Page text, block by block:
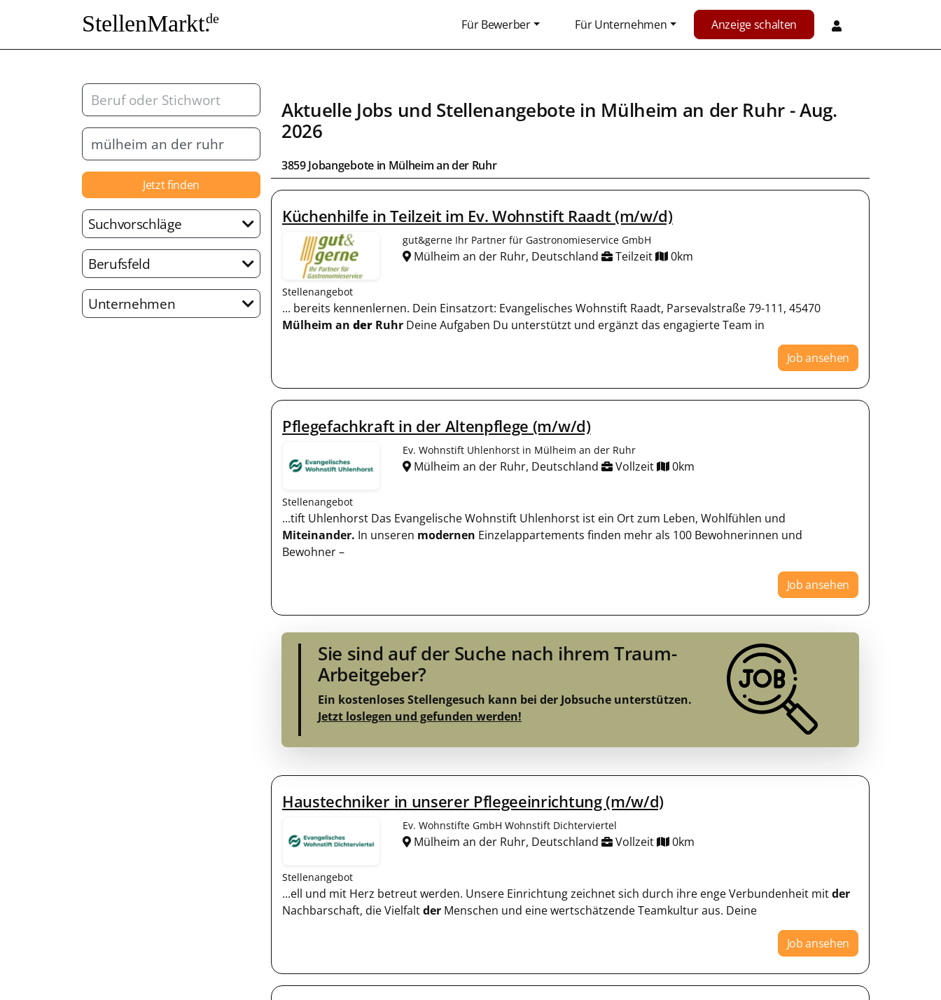
StellenMarkt.de Für Bewerber Für Unternehmen Anzeige schalten
Jetzt finden
Suchvorschläge
Berufsfeld
Unternehmen
Aktuelle Jobs und Stellenangebote in Mülheim an der Ruhr - Aug.
2026
3859 Jobangebote in Mülheim an der Ruhr
Küchenhilfe in Teilzeit im Ev. Wohnstift Raadt (m/w/d)
gut&gerne Ihr Partner für Gastronomieservice GmbH
Mülheim an der Ruhr, Deutschland Teilzeit 0km
Stellenangebot
... bereits kennenlernen. Dein Einsatzort: Evangelisches Wohnstift Raadt, Parsevalstraße 79-111, 45470
Mülheim an der Ruhr Deine Aufgaben Du unterstützt und ergänzt das engagierte Team in
Job ansehen
Pflegefachkraft in der Altenpflege (m/w/d)
Ev. Wohnstift Uhlenhorst in Mülheim an der Ruhr
Mülheim an der Ruhr, Deutschland Vollzeit 0km
Stellenangebot
...tift Uhlenhorst Das Evangelische Wohnstift Uhlenhorst ist ein Ort zum Leben, Wohlfühlen und
Miteinander. In unseren modernen Einzelappartements finden mehr als 100 Bewohnerinnen und
Bewohner –
Job ansehen
Sie sind auf der Suche nach ihrem Traum-
Arbeitgeber?
Ein kostenloses Stellengesuch kann bei der Jobsuche unterstützen.
Jetzt loslegen und gefunden werden!
Haustechniker in unserer Pflegeeinrichtung (m/w/d)
Ev. Wohnstifte GmbH Wohnstift Dichterviertel
Mülheim an der Ruhr, Deutschland Vollzeit 0km
Stellenangebot
...ell und mit Herz betreut werden. Unsere Einrichtung zeichnet sich durch ihre enge Verbundenheit mitder
Nachbarschaft, die Vielfaltder Menschen und eine wertschätzende Teamkultur aus. Deine
Job ansehen